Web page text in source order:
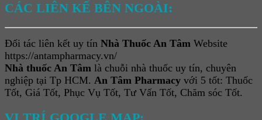
CÁC LIÊN KẾ BÊN NGOÀI:
Đối tác liên kết uy tín Nhà Thuốc An Tâm Website
https://antampharmacy.vn/
Nhà thuốc An Tâm là chuỗi nhà thuốc uy tín, chuyên
nghiệp tại Tp HCM. An Tâm Pharmacy với 5 tốt: Thuốc
Tốt, Giá Tốt, Phục Vụ Tốt, Tư Vấn Tốt, Chăm sóc Tốt.